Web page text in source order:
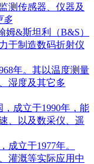
测传感器、仪器及
多
姆&斯坦利（B&S）
于制造数码折射仪
年。其以温度测量
湿度及其它多
，成立于1990年，能
、以及数采仪、遥
成立于1977年。
灌溉等实际应用中